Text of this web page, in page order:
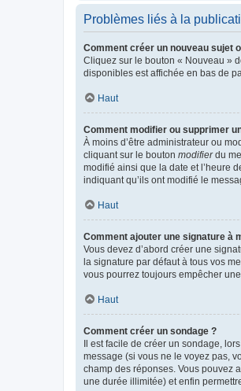
Problèmes liés à la
Comment créer un nouveau sujet
Cliquez sur le bouton « Nouveau »
disponibles est affichée en bas de
Haut
Comment modifier ou supprimer
À moins d’être administrateur ou
cliquant sur le bouton modifierdu
modifié ainsi que la date et l’heure
indiquant qu’ils ont modifié le
Haut
Comment ajouter une signature à
Vous devez d’abord créer une
la signature par défaut à tous vos
vous pourrez toujours empêcher
Haut
Comment créer un sondage ?
Il est facile de créer un sondage,
message (si vous ne le voyez pas,
champ des réponses. Vous pouvez
une durée illimitée) et enfin